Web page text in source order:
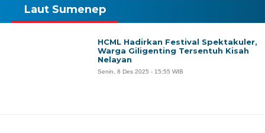
Laut Sumenep
HCML Hadirkan Festival Spektakuler,
Warga Giligenting Tersentuh Kisah
Nelayan
Senin, 8 Des 2025 - 15:55 WIB